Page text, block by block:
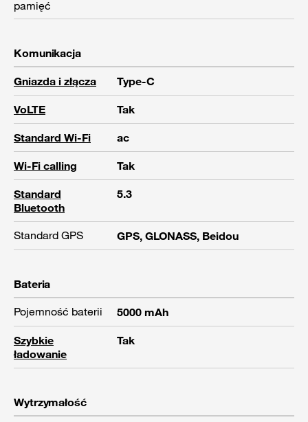
pamięć
Komunikacja
Gniazda i złącza Type-C
VoLTE Tak
Standard Wi-Fi ac
Wi-Fi calling Tak
Standard
Bluetooth
5.3
Standard GPS GPS, GLONASS, Beidou
Bateria
Pojemność baterii
5000 mAh
Szybkie
ładowanie
Tak
Wytrzymałość